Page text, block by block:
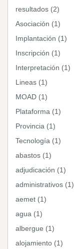
resultados (2)
Asociación (1)
Implantación (1)
Inscripción (1)
Interpretación (1)
Lineas (1)
MOAD (1)
Plataforma (1)
Provincia (1)
Tecnología (1)
abastos (1)
adjudicación (1)
administrativos (1)
aemet (1)
agua (1)
albergue (1)
alojamiento (1)